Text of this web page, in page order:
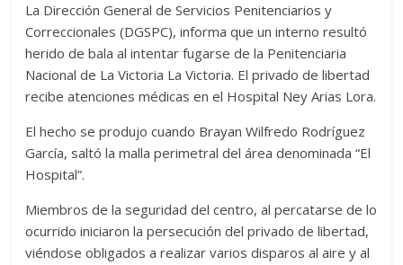
La Dirección General de Servicios Penitenciarios y
Correccionales (DGSPC), informa que un interno resultó
herido de bala al intentar fugarse de la Penitenciaria
Nacional de La Victoria La Victoria. El privado de libertad
recibe atenciones médicas en el Hospital Ney Arias Lora.
El hecho se produjo cuando Brayan Wilfredo Rodríguez
García, saltó la malla perimetral del área denominada “El
Hospital”.
Miembros de la seguridad del centro, al percatarse de lo
ocurrido iniciaron la persecución del privado de libertad,
viéndose obligados a realizar varios disparos al aire y al